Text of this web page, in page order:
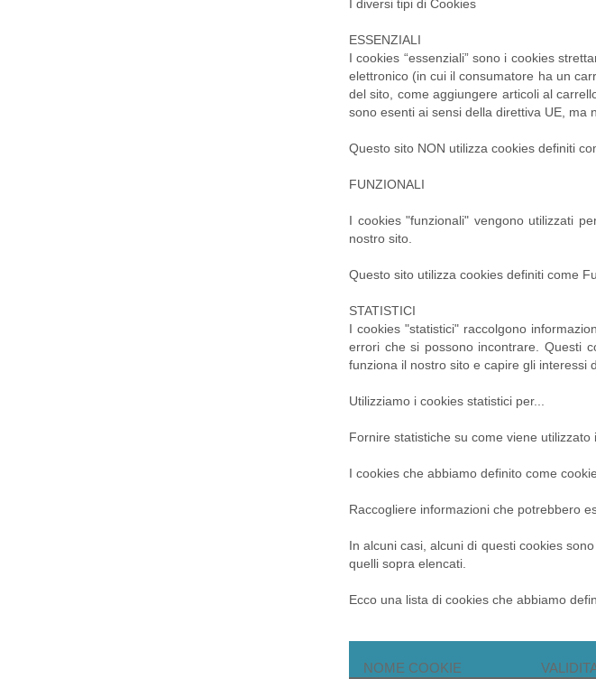
I diversi tipi di Cookies
ESSENZIALI
I cookies “essenziali” sono i cookies
elettronico (in cui il consumatore ha un
del sito, come aggiungere articoli al
sono esenti ai sensi della direttiva UE, ma
Questo sito NON utilizza cookies definiti
FUNZIONALI
I cookies "funzionali" vengono utilizzati
nostro sito.
Questo sito utilizza cookies definiti come
STATISTICI
I cookies "statistici" raccolgono
errori che si possono incontrare. Questi
funziona il nostro sito e capire gli interessi
Utilizziamo i cookies statistici per...
Fornire statistiche su come viene
I cookies che abbiamo definito come
Raccogliere informazioni che potrebbero
In alcuni casi, alcuni di questi cookies
quelli sopra elencati.
Ecco una lista di cookies che abbiamo
NOME COOKIE